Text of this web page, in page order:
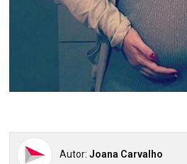
Autor:Joana Carvalho